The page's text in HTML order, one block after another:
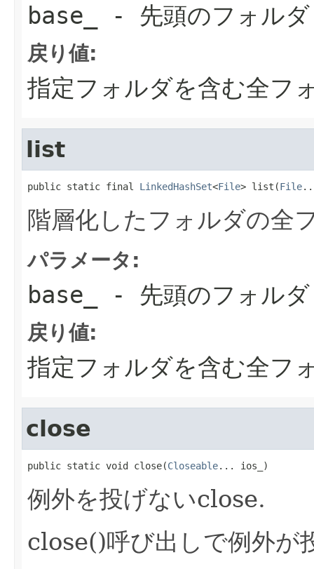
base_ - 先頭のフォルダ
戻り値:
指定フォルダを含む全フ
list
public static final LinkedHashSet<File> list(File
階層化したフォルダの全
パラメータ:
base_ - 先頭のフォルダ
戻り値:
指定フォルダを含む全フ
close
public static void close(Closeable... ios_)
例外を投げないclose.
close()呼び出しで例外が